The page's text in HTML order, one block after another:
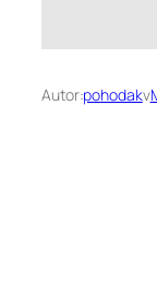
Autor:pohodakv